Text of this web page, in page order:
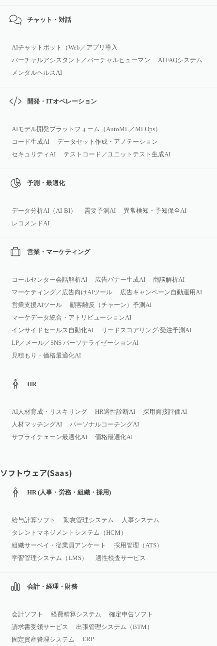
チャット・対話
AIチャットボット（Web／アプリ導入
バーチャルアシスタント／バーチャルヒューマン
AI FAQシステム
メンタルヘルスAI
開発・ITオペレーション
AIモデル開発プラットフォーム（AutoML／MLOps）
コード生成AI
データセット作成・アノテーション
セキュリティAI
テストコード／ユニットテスト生成AI
予測・最適化
データ分析AI（AI‑BI） 需要予測AI
異常検知・予知保全AI
レコメンドAI
営業・マーケティング
コールセンター会話解析AI 広告バナー生成AI
商談解析AI
マーケティング／広告向けAIツール
広告キャンペーン自動運用AI
営業支援AIツール
顧客離反（チャーン）予測AI
マーケデータ統合・アトリビューションAI
インサイドセールス自動化AI
リードスコアリング/受注予測AI
LP／メール／SNS パーソナライゼーションAI
見積もり・価格最適化AI
HR
AI人材育成・リスキリング HR適性診断AI
採用面接評価AI
人材マッチングAI
パーソナルコーチングAI
サプライチェーン最適化AI
価格最適化AI
ソフトウェア(Saas)
HR (人事・労務・組織・採用)
給与計算ソフト 勤怠管理システム
人事システム
タレントマネジメントシステム（HCM）
組織サーベイ・従業員アンケート
採用管理（ATS）
学習管理システム（LMS）
適性検査サービス
会計・経理・財務
会計ソフト 経費精算システム
確定申告ソフト
請求書受領サービス
出張管理システム（BTM）
固定資産管理システム
ERP